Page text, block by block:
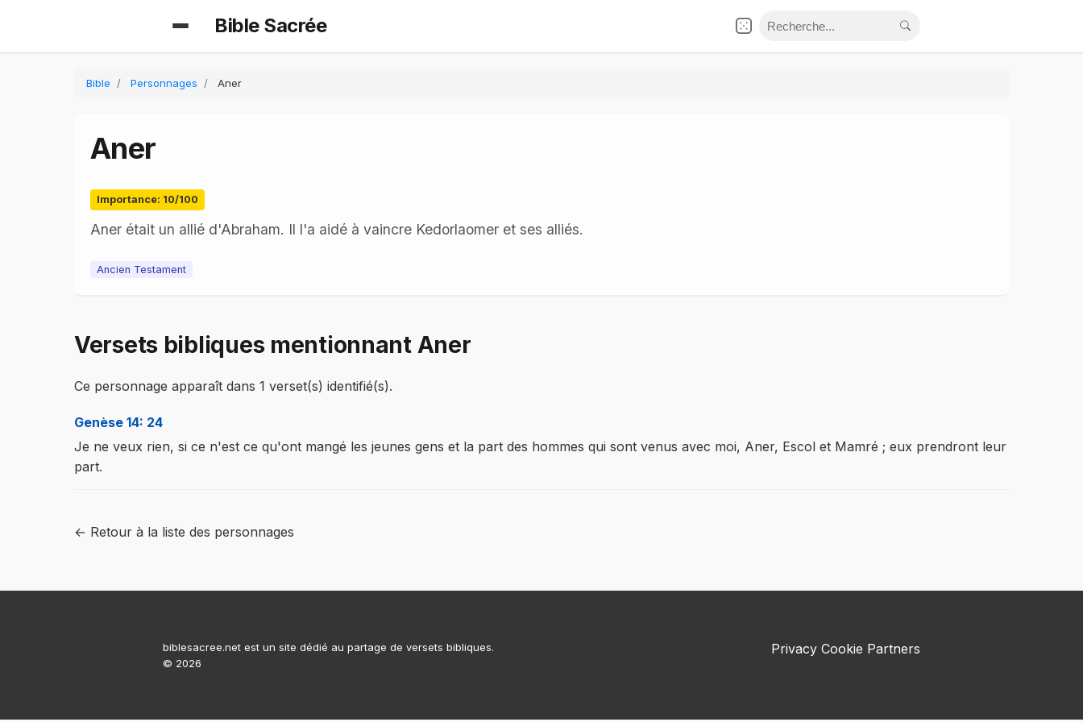
Bible Sacrée
Bible Personnages Aner
Aner
Importance: 10/100
Aner était un allié d'Abraham. Il l'a aidé à vaincre Kedorlaomer et ses alliés.
Ancien Testament
Versets bibliques mentionnant Aner
Ce personnage apparaît dans 1 verset(s) identifié(s).
Genèse 14: 24
Je ne veux rien, si ce n'est ce qu'ont mangé les jeunes gens et la part des hommes qui sont venus avec moi, Aner, Escol et Mamré ; eux prendront leur
part.
← Retour à la liste des personnages
biblesacree.net est un site dédié au partage de versets bibliques.
© 2026
Privacy Cookie Partners